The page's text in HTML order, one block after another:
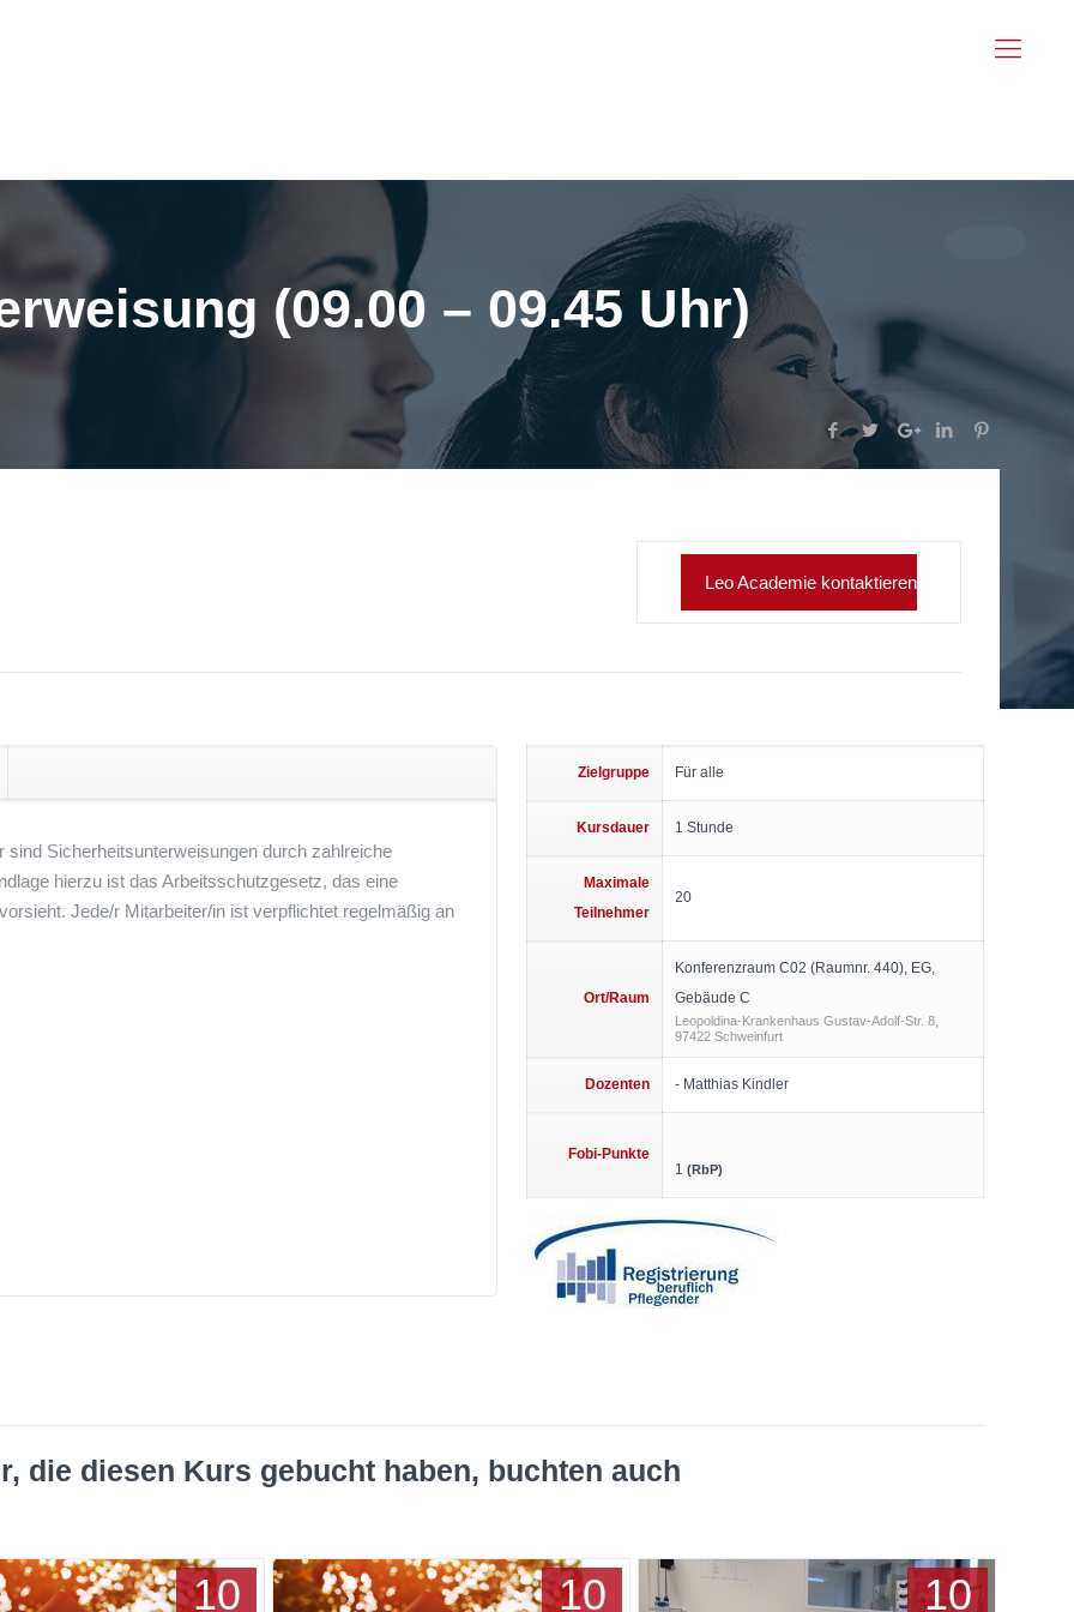
(09.00 – 09.45 Uhr)
Leo Academie kontaktieren
Sicherheitsunterweisungen durch zahlreiche
hierzu ist das Arbeitsschutzgesetz, das eine
Jede/r Mitarbeiter/in ist verpflichtet regelmäßig an
Zielgruppe Für alle
Kursdauer 1 Stunde
Maximale
Teilnehmer
20
Ort/Raum
Konferenzraum C02 (Raumnr. 440), EG,
Gebäude C
Leopoldina-Krankenhaus Gustav-Adolf-Str. 8,
97422 Schweinfurt
Dozenten - Matthias Kindler
Fobi-Punkte
1(RbP)
die diesen Kurs gebucht haben, buchten auch
10 10 10